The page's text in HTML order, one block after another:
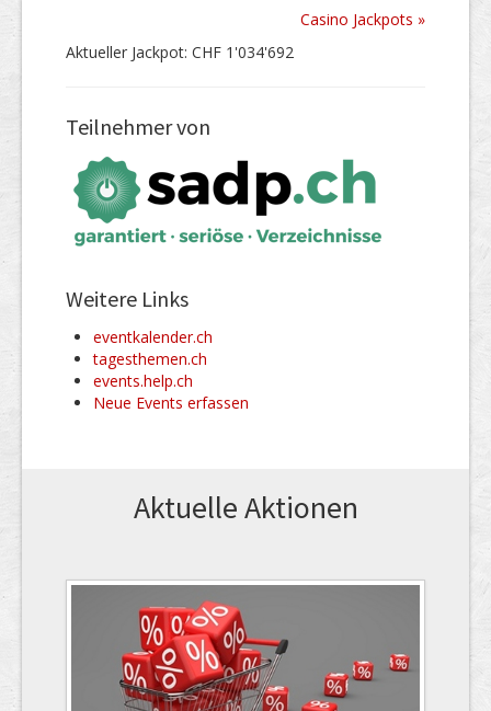
Casino Jackpots »
Aktueller Jackpot: CHF 1'034'692
Teilnehmer von
Weitere Links
eventkalender.ch
tagesthemen.ch
events.help.ch
Neue Events erfassen
Aktuelle Aktionen